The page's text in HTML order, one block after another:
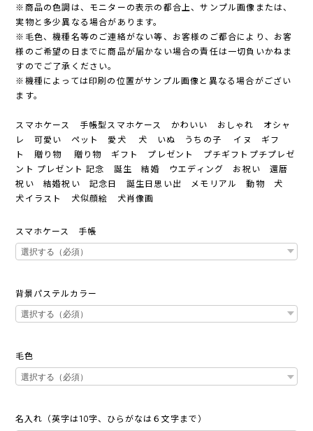
※商品の色調は、モニターの表示の都合上、サンプル画像または、
実物と多少異なる場合があります。
※毛色、機種名等のご連絡がない等、お客様のご都合により、お客
様のご希望の日までに商品が届かない場合の責任は一切負いかねま
すのでご了承ください。
※機種によっては印刷の位置がサンプル画像と異なる場合がござい
ます。
スマホケース 手帳型スマホケース かわいい おしゃれ オシャ
レ 可愛い ペット 愛犬 犬 いぬ うちの子 イヌ ギフ
ト 贈り物 贈り物 ギフト プレゼント プチギフトプチプレゼ
ント プレゼント 記念 誕生 結婚 ウエディング お祝い 還暦
祝い 結婚祝い 記念日 誕生日思い出 メモリアル 動物 犬
犬イラスト 犬似顔絵 犬肖像画
スマホケース 手帳
背景パステルカラー
毛色
名入れ（英字は10字、ひらがなは６文字まで）